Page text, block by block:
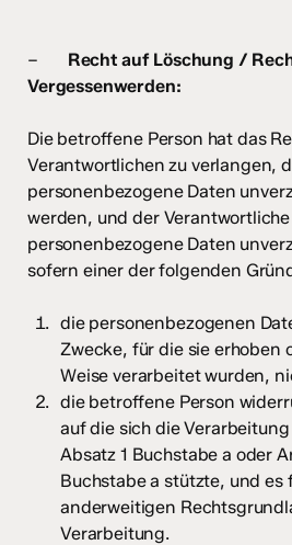
– Recht auf Löschung /
Vergessenwerden:
Die betroffene Person hat das
Verantwortlichen zu verlangen,
personenbezogene Daten
werden, und der
personenbezogene Daten
sofern einer der folgenden
die personenbezogenen
Zwecke, für die sie erhoben
Weise verarbeitet wurden,
die betroffene Person
auf die sich die
Absatz 1 Buchstabe a oder
Buchstabe a stützte, und es
anderweitigen
Verarbeitung.